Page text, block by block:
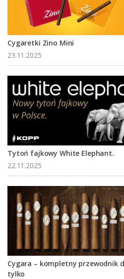
Cygaretki Zino Mini
23.11.2025
Tytoń fajkowy White Elephant.
22.11.2025
Cygara – kompletny przewodnik
tylko